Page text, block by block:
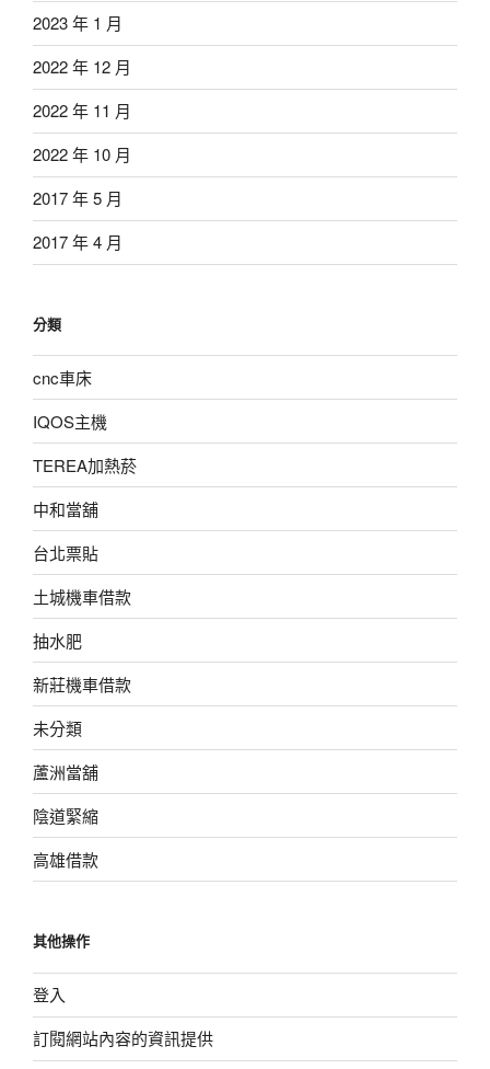
2023 年 1 月
2022 年 12 月
2022 年 11 月
2022 年 10 月
2017 年 5 月
2017 年 4 月
分類
cnc車床
IQOS主機
TEREA加熱菸
中和當舖
台北票貼
土城機車借款
抽水肥
新莊機車借款
未分類
蘆洲當舖
陰道緊縮
高雄借款
其他操作
登入
訂閱網站內容的資訊提供